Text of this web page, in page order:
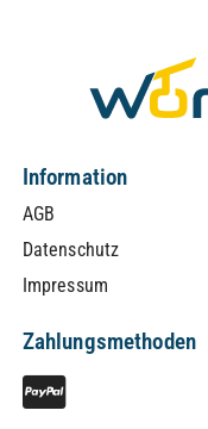
Information
AGB
Datenschutz
Impressum
Zahlungsmethoden